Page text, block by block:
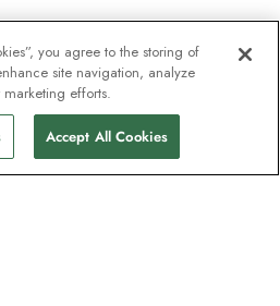
you agree to the storing of
site navigation, analyze
efforts.
Accept All Cookies